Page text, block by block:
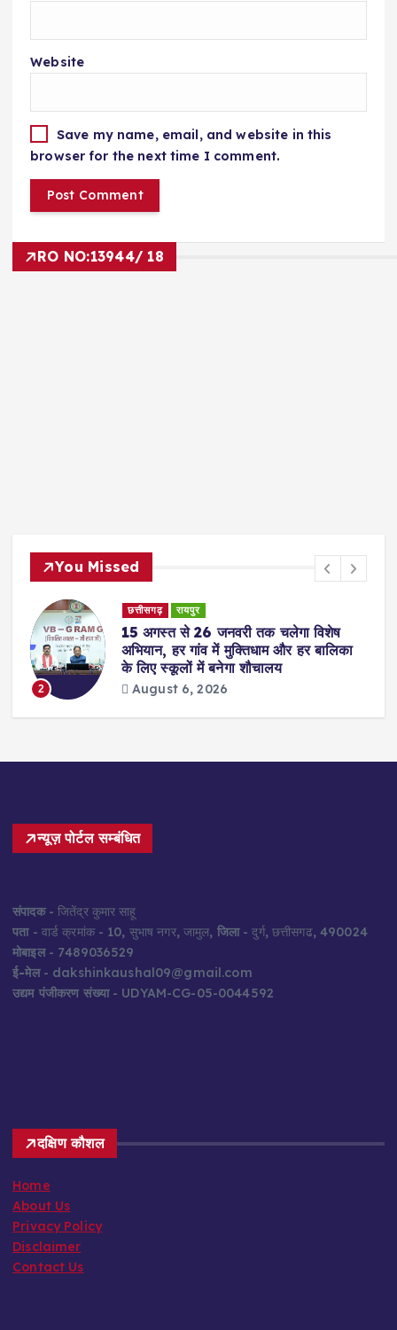
Website
Save my name, email, and website in this
browser for the next time I comment.
RO NO:13944/ 18
You Missed
2
छत्तीसगढ़ रायपुर
15 अगस्त से 26 जनवरी तक चलेगा विशेष
अभियान, हर गांव में मुक्तिधाम और हर बालिका
के लिए स्कूलों में बनेगा शौचालय
August 6, 2026
न्यूज़ पोर्टल सम्बंधित
संपादक- जितेंद्र कुमार साहू
पता- वार्ड क्रमांक - 10, सुभाष नगर, जामुल, जिला- दुर्ग, छत्तीसगढ, 490024
मोबाइल- 7489036529
ई-मेल- dakshinkaushal09@gmail.com
उद्यम पंजीकरण संख्या- UDYAM-CG-05-0044592
दक्षिण कौशल
Home
About Us
Privacy Policy
Disclaimer
Contact Us